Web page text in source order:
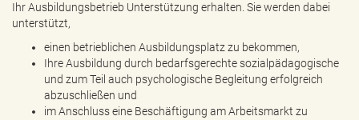
Ihr Ausbildungsbetrieb Unterstützung erhalten. Sie werden dabei
unterstützt,
einen betrieblichen Ausbildungsplatz zu bekommen,
Ihre Ausbildung durch bedarfsgerechte sozialpädagogische
und zum Teil auch psychologische Begleitung erfolgreich
abzuschließen und
im Anschluss eine Beschäftigung am Arbeitsmarkt zu